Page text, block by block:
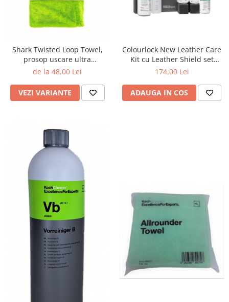
Shark Twisted Loop Towel,
prosop uscare ultra
absorbant, 1400 GSM
de la 48,00 Lei
VEZI VARIANTE
Colourlock New Leather Care
Kit cu Leather Shield set
curățare și protecție piele,
174,00 Lei
ADAUGA IN COS